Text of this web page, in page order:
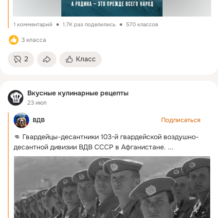
1 комментарий 1.7K раз поделились 570 классов
3 класса
2 Класс
Вкусные кулинарные рецепты
23 июл
ВДВ Подписаться
👊 Гвардейцы-десантники 103-й гвардейской воздушно-
десантной дивизии ВДВ СССР в Афганистане. ...